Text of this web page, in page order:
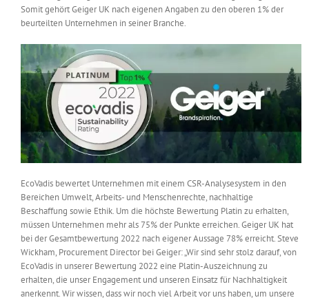
Messen & Events
Unternehmen
Interviews
Wissen
Product Guide
Jobshop
Suche
nach:
Somit gehört Geiger UK nach eigenen Angaben zu den oberen 1% der
beurteilten Unternehmen in seiner Branche.
EcoVadis bewertet Unternehmen mit einem CSR-Analysesystem in den
Bereichen Umwelt, Arbeits- und Menschenrechte, nachhaltige
Beschaffung sowie Ethik. Um die höchste Bewertung Platin zu erhalten,
müssen Unternehmen mehr als 75% der Punkte erreichen. Geiger UK hat
bei der Gesamtbewertung 2022 nach eigener Aussage 78% erreicht. Steve
Wickham, Procurement Director bei Geiger: „Wir sind sehr stolz darauf, von
EcoVadis in unserer Bewertung 2022 eine Platin-Auszeichnung zu
erhalten, die unser Engagement und unseren Einsatz für Nachhaltigkeit
anerkennt. Wir wissen, dass wir noch viel Arbeit vor uns haben, um unsere